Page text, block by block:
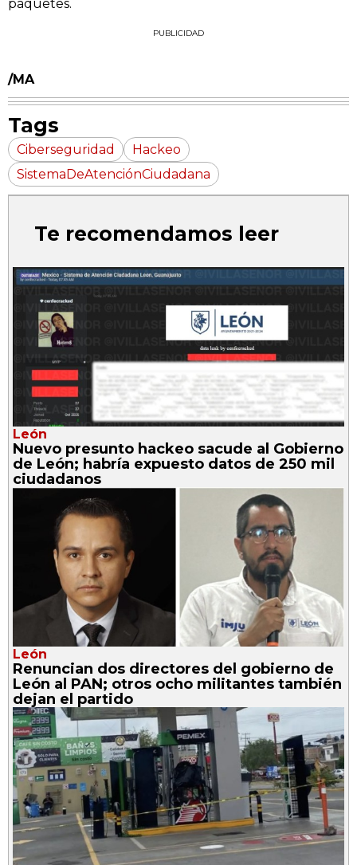
paquetes.
PUBLICIDAD
/MA
Tags
Ciberseguridad
Hackeo
SistemaDeAtenciónCiudadana
Te recomendamos leer
León
Nuevo presunto hackeo sacude al Gobierno
de León; habría expuesto datos de 250 mil
ciudadanos
León
Renuncian dos directores del gobierno de
León al PAN; otros ocho militantes también
dejan el partido